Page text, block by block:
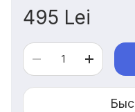
495 Lei